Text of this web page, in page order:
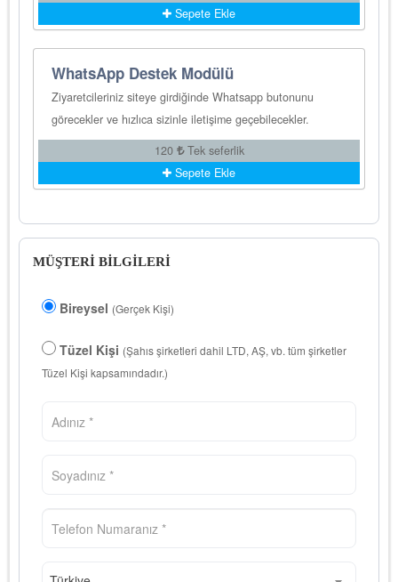
Sepete Ekle
WhatsApp Destek Modülü
Ziyaretcileriniz siteye girdiğinde Whatsapp butonunu
görecekler ve hızlıca sizinle iletişime geçebilecekler.
120
Tek seferlik
Sepete Ekle
MÜŞTERİ BİLGİLERİ
Bireysel (Gerçek Kişi)
Tüzel Kişi (Şahıs şirketleri dahil LTD, AŞ, vb. tüm şirketler
Tüzel Kişi kapsamındadır.)